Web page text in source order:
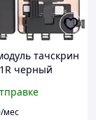
тачскрин
черный
/мес